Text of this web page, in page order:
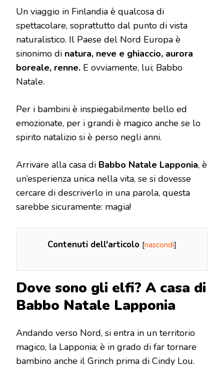
Un viaggio in Finlandia è qualcosa di
spettacolare, soprattutto dal punto di vista
naturalistico. Il Paese del Nord Europa è
sinonimo di natura, neve e ghiaccio, aurora
boreale, renne. E ovviamente, lui; Babbo
Natale.
Per i bambini è inspiegabilmente bello ed
emozionate, per i grandi è magico anche se lo
spirito natalizio si è perso negli anni.
Arrivare alla casa di Babbo Natale Lapponia, è
un’esperienza unica nella vita, se si dovesse
cercare di descriverlo in una parola, questa
sarebbe sicuramente: magia!
Contenuti dell'articolo [nascondi]
Dove sono gli elfi? A casa di
Babbo Natale Lapponia
Andando verso Nord, si entra in un territorio
magico, la Lapponia; è in grado di far tornare
bambino anche il Grinch prima di Cindy Lou.